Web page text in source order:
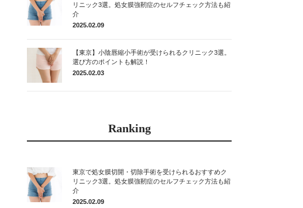
リニック3選。処女膜強靭症のセルフチェック方法も紹
介
2025.02.09
【東京】小陰唇縮小手術が受けられるクリニック3選。
選び方のポイントも解説！
2025.02.03
Ranking
東京で処女膜切開・切除手術を受けられるおすすめク
リニック3選。処女膜強靭症のセルフチェック方法も紹
介
2025.02.09